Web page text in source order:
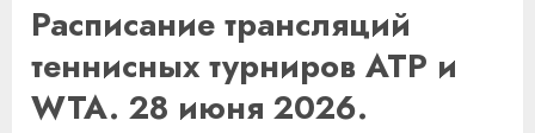
Расписание трансляций
теннисных турниров ATP и
WTA. 28 июня 2026.